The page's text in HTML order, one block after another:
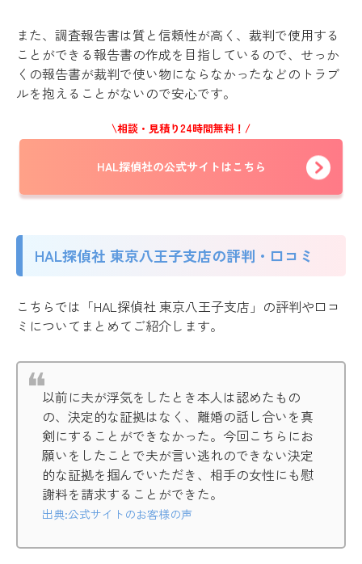
また、調査報告書は質と信頼性が高く、裁判で使用する
ことができる報告書の作成を目指しているので、せっか
くの報告書が裁判で使い物にならなかったなどのトラブ
ルを抱えることがないので安心です。
\相談・見積り24時間無料！/
HAL探偵社の公式サイトはこちら
HAL探偵社 東京八王子支店の評判・口コミ
こちらでは「HAL探偵社 東京八王子支店」の評判や口コ
ミについてまとめてご紹介します。
以前に夫が浮気をしたとき本人は認めたもの
の、決定的な証拠はなく、離婚の話し合いを真
剣にすることができなかった。今回こちらにお
願いをしたことで夫が言い逃れのできない決定
的な証拠を掴んでいただき、相手の女性にも慰
謝料を請求することができた。
出典:公式サイトのお客様の声